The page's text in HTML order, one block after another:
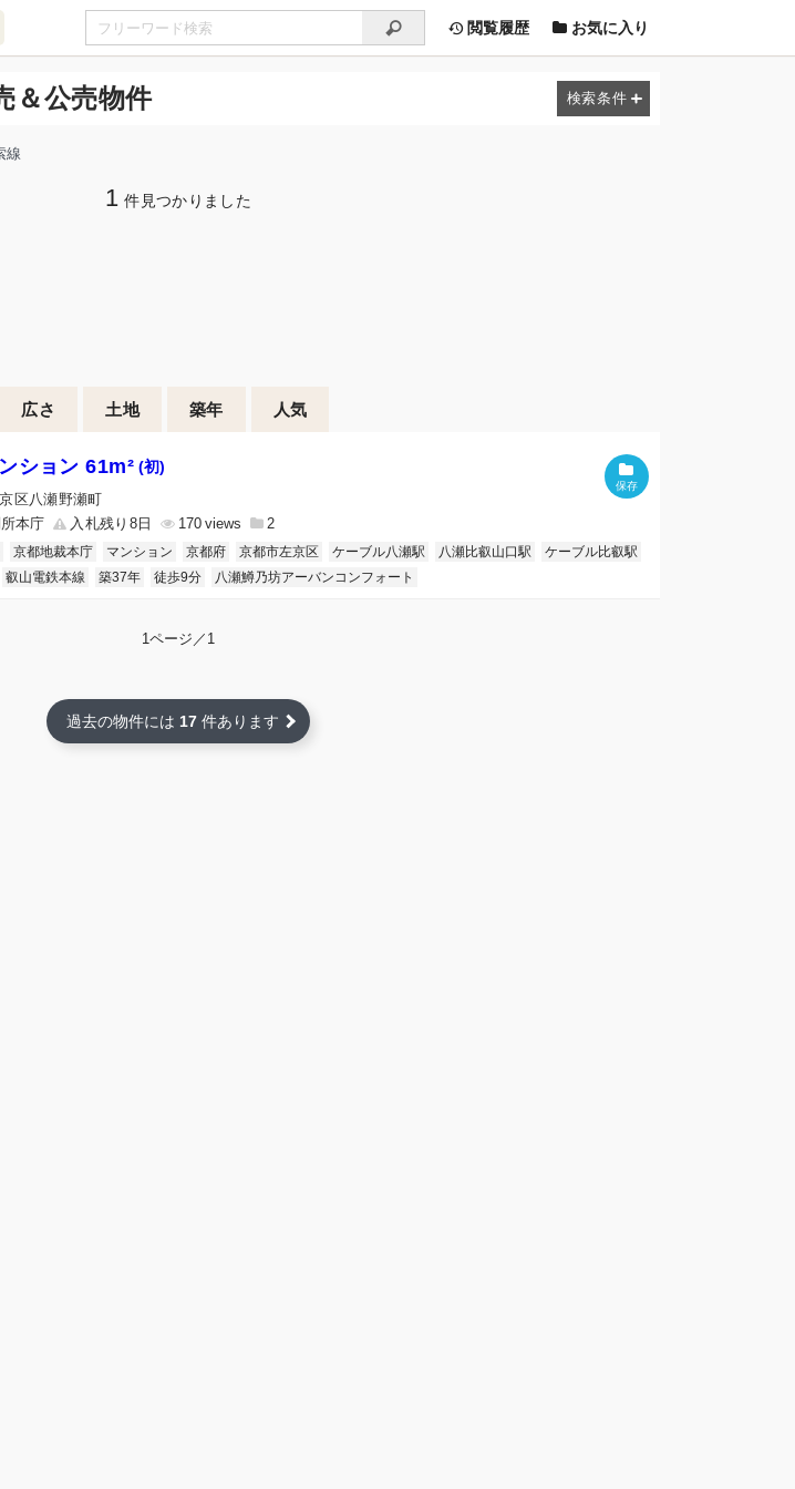
閲覧履歴 お気に入り
＆公売物件
線
1 件見つかりました
広さ 土地 築年 人気
ション 61m² (初)
区八瀬野瀬町
本庁
入札残り8日 170 2
京都地裁本庁 マンション 京都府 京都市左京区 ケーブル八瀬駅 八瀬比叡山口駅
ケーブル比叡駅
叡山電鉄本線 築37年 徒歩9分 八瀬鱒乃坊アーバンコンフォート
1ページ／1
過去の物件には 17 件あります